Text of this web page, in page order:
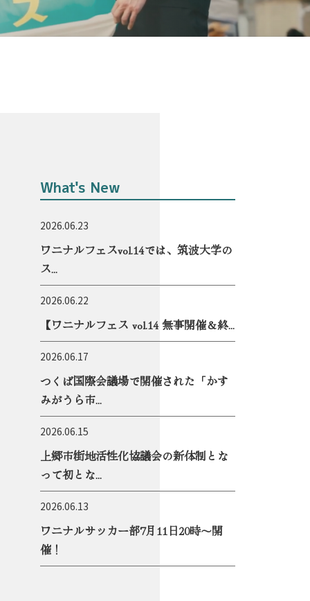
What's New
2026.06.23
ワニナルフェスvol.14では、筑波大学の
ス...
2026.06.22
【ワニナルフェス vol.14 無事開催＆終...
2026.06.17
つくば国際会議場で開催された「かす
みがうら市...
2026.06.15
上郷市街地活性化協議会の新体制とな
って初とな...
2026.06.13
ワニナルサッカー部7月11日20時〜開
催！